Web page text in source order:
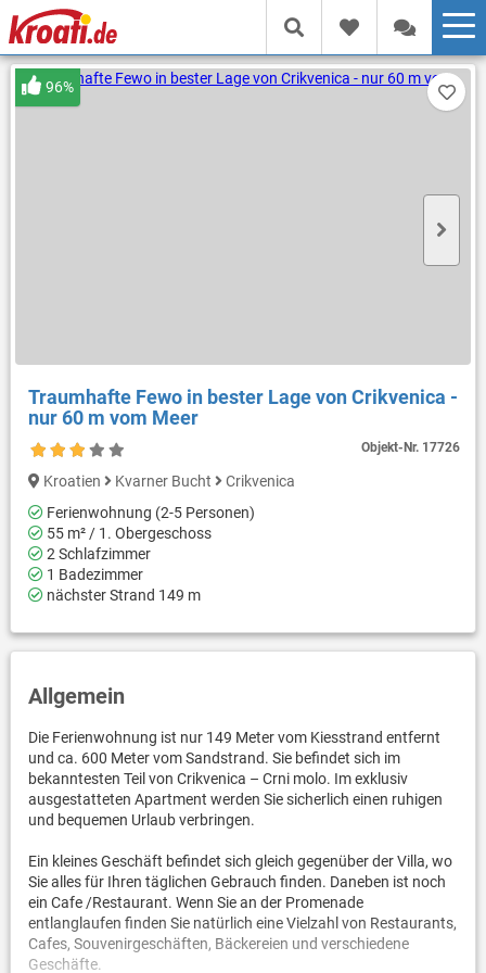
Traumhafte Fewo in bester Lage von Crikvenica -
nur 60 m vom Meer
Objekt-Nr. 17726
96%
Kroatien Kvarner Bucht
Crikvenica
Ferienwohnung (2-5 Personen)
55 m² / 1. Obergeschoss
2 Schlafzimmer
1 Badezimmer
nächster Strand 149 m
Allgemein
Die Ferienwohnung ist nur 149 Meter vom Kiesstrand entfernt
und ca. 600 Meter vom Sandstrand. Sie befindet sich im
bekanntesten Teil von Crikvenica – Crni molo. Im exklusiv
ausgestatteten Apartment werden Sie sicherlich einen ruhigen
und bequemen Urlaub verbringen.
Ein kleines Geschäft befindet sich gleich gegenüber der Villa, wo
Sie alles für Ihren täglichen Gebrauch finden. Daneben ist noch
ein Cafe /Restaurant. Wenn Sie an der Promenade
entlanglaufen finden Sie natürlich eine Vielzahl von Restaurants,
Cafes, Souvenirgeschäften, Bäckereien und verschiedene
Geschäfte.